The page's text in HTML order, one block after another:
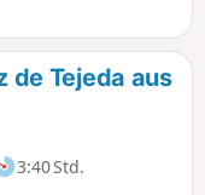
einer
indigener
ermöglicht ein
da dort völlige
anregt.
de Tejeda aus
3:40 Std.